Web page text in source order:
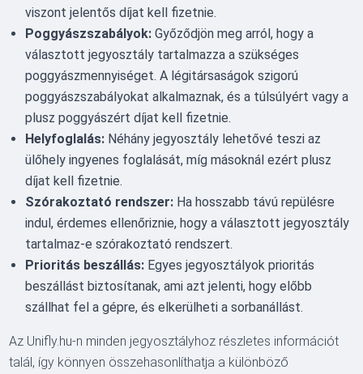
viszont jelentős díjat kell fizetnie.
Poggyászszabályok: Győződjön meg arról, hogy a
választott jegyosztály tartalmazza a szükséges
poggyászmennyiséget. A légitársaságok szigorú
poggyászszabályokat alkalmaznak, és a túlsúlyért vagy a
plusz poggyászért díjat kell fizetnie.
Helyfoglalás: Néhány jegyosztály lehetővé teszi az
ülőhely ingyenes foglalását, míg másoknál ezért plusz
díjat kell fizetnie.
Szórakoztató rendszer: Ha hosszabb távú repülésre
indul, érdemes ellenőriznie, hogy a választott jegyosztály
tartalmaz-e szórakoztató rendszert.
Prioritás beszállás: Egyes jegyosztályok prioritás
beszállást biztosítanak, ami azt jelenti, hogy előbb
szállhat fel a gépre, és elkerülheti a sorbanállást.
Az Unifly.hu-n minden jegyosztályhoz részletes információt
talál, így könnyen összehasonlíthatja a különböző